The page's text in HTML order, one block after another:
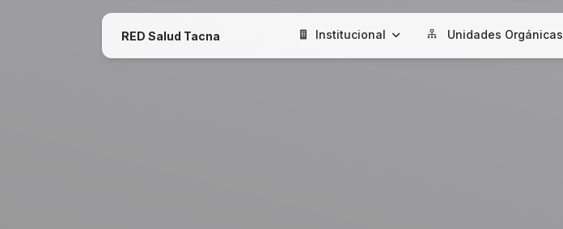
RED Salud Tacna Institucional Unidades Orgánicas